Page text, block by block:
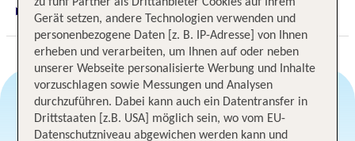
Digitaler und telefonischer 24/7 TUI Service
Angebotsauswahl
Gerät setzen, andere Technologien verwenden und
personenbezogene Daten [z. B. IP-Adresse] von Ihnen
erheben und verarbeiten, um Ihnen auf oder neben
unserer Webseite personalisierte Werbung und Inhalte
vorzuschlagen sowie Messungen und Analysen
durchzuführen. Dabei kann auch ein Datentransfer in
Drittstaaten [z.B. USA] möglich sein, wo vom EU-
Datenschutzniveau abgewichen werden kann und